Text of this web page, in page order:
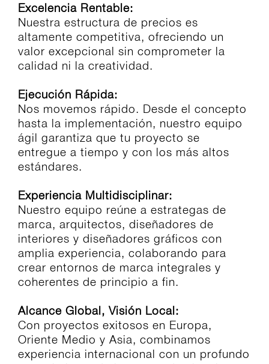
Excelencia Rentable:
Nuestra estructura de precios es
altamente competitiva, ofreciendo un
valor excepcional sin comprometer la
calidad ni la creatividad.
Ejecución Rápida:
Nos movemos rápido. Desde el concepto
hasta la implementación, nuestro equipo
ágil garantiza que tu proyecto se
entregue a tiempo y con los más altos
estándares.
Experiencia Multidisciplinar:
Nuestro equipo reúne a estrategas de
marca, arquitectos, diseñadores de
interiores y diseñadores gráficos con
amplia experiencia, colaborando para
crear entornos de marca integrales y
coherentes de principio a fin.
Alcance Global, Visión Local:
Con proyectos exitosos en Europa,
Oriente Medio y Asia, combinamos
experiencia internacional con un profundo